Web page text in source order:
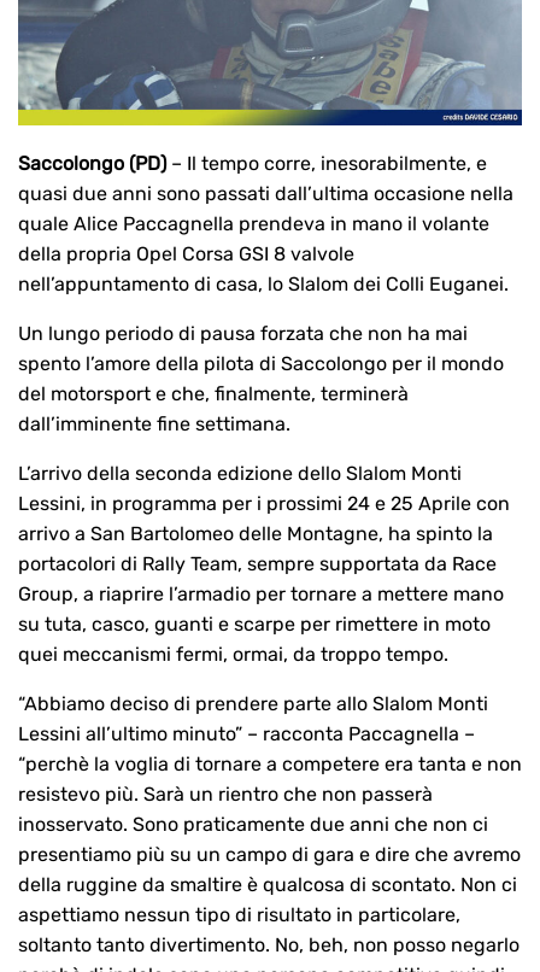
Saccolongo (PD)– Il tempo corre, inesorabilmente, e
quasi due anni sono passati dall’ultima occasione nella
quale Alice Paccagnella prendeva in mano il volante
della propria Opel Corsa GSI 8 valvole
nell’appuntamento di casa, lo Slalom dei Colli Euganei.
Un lungo periodo di pausa forzata che non ha mai
spento l’amore della pilota di Saccolongo per il mondo
del motorsport e che, finalmente, terminerà
dall’imminente fine settimana.
L’arrivo della seconda edizione dello Slalom Monti
Lessini, in programma per i prossimi 24 e 25 Aprile con
arrivo a San Bartolomeo delle Montagne, ha spinto la
portacolori di Rally Team, sempre supportata da Race
Group, a riaprire l’armadio per tornare a mettere mano
su tuta, casco, guanti e scarpe per rimettere in moto
quei meccanismi fermi, ormai, da troppo tempo.
“Abbiamo deciso di prendere parte allo Slalom Monti
Lessini all’ultimo minuto” – racconta Paccagnella –
“perchè la voglia di tornare a competere era tanta e non
resistevo più. Sarà un rientro che non passerà
inosservato. Sono praticamente due anni che non ci
presentiamo più su un campo di gara e dire che avremo
della ruggine da smaltire è qualcosa di scontato. Non ci
aspettiamo nessun tipo di risultato in particolare,
soltanto tanto divertimento. No, beh, non posso negarlo